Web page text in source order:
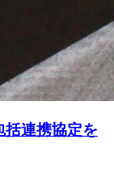
括連携協定を